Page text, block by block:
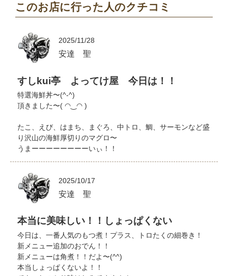
このお店に行った人のクチコミ
2025/11/28
安達 聖
すしkui亭 よってけ屋 今日は！！
特選海鮮丼〜(^-^)
頂きました〜( ◠‿◠ )
たこ、えび、はまち、まぐろ、中トロ、鯛、サーモンなど盛
り沢山の海鮮厚切りのマグロ〜
うまーーーーーーーーいぃ！！
2025/10/17
安達 聖
本当に美味しい！！しょっぱくない
今日は、一番人気のもつ煮！プラス、トロたくの細巻き！
新メニュー追加のおでん！！
新メニューは角煮！！だよ〜(^^)
本当しょっぱくないよ！！